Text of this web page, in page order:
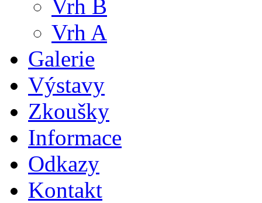
Vrh B
Vrh A
Galerie
Výstavy
Zkoušky
Informace
Odkazy
Kontakt